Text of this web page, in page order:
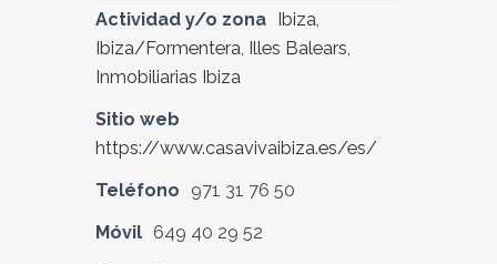
Actividad y/o zona Ibiza,
Ibiza/Formentera, Illes Balears,
Inmobiliarias Ibiza
Sitio web
https://www.casavivaibiza.es/es/
Teléfono
971 31 76 50
Móvil 649 40 29 52